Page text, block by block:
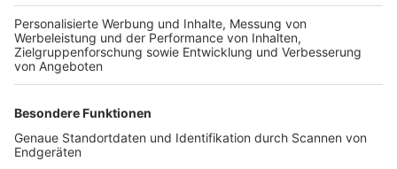
TOP-PARTNER